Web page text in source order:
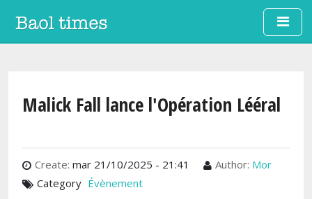
Aller au contenu principal
Malick Fall lance l'Opération Lééral
Create: mar 21/10/2025 - 21:41 Author: Mor
Category Évènement